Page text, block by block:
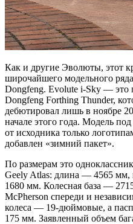
Как и другие Эволюты, этот
широчайшего модельного
Dongfeng. Evolute i-Sky — это
Dongfeng Forthing Thunder,
дебютировал лишь в ноябре
начале этого года. Модель
от исходника только
добавлен «зимний пакет».
По размерам это
Geely Atlas: длина — 4565
1680 мм. Колесная база —
McPherson спереди и
колеса — 19-дюймовые, а
175 мм. Заявленный объем